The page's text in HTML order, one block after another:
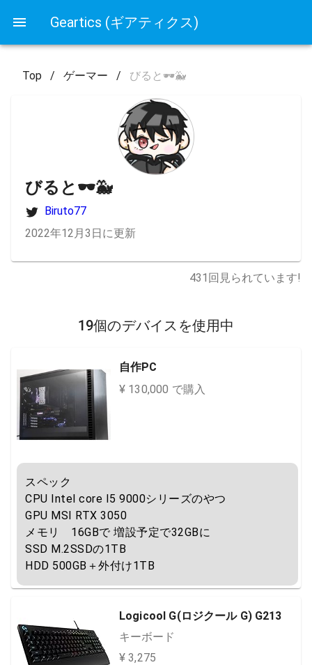
Geartics (ギアティクス)
Top / ゲーマー / びると🕶🐳
びると🕶🐳
Biruto77
2022年12月3日に更新
431 回見られています!
19個のデバイスを使用中
自作PC
¥ 130,000 で購入
スペック
CPU Intel core I5 9000シリーズのやつ
GPU MSI RTX 3050
メモリ　16GBで 増設予定で32GBに
SSD M.2SSDの1TB
HDD 500GB＋外付け1TB
Logicool G(ロジクール G) G213
キーボード
¥ 3,275